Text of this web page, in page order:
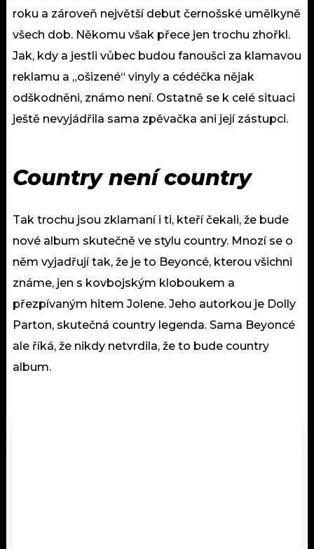
roku a zároveň největší debut černošské umělkyně
všech dob. Někomu však přece jen trochu zhořkl.
Jak, kdy a jestli vůbec budou fanoušci za klamavou
reklamu a „ošizené“ vinyly a cédéčka nějak
odškodněni, známo není. Ostatně se k celé situaci
ještě nevyjádřila sama zpěvačka ani její zástupci.
Country není country
Tak trochu jsou zklamaní i ti, kteří čekali, že bude
nové album skutečně ve stylu country. Mnozí se o
něm vyjadřují tak, že je to Beyoncé, kterou všichni
známe, jen s kovbojským kloboukem a
přezpívaným hitem Jolene. Jeho autorkou je Dolly
Parton, skutečná country legenda. Sama Beyoncé
ale říká, že nikdy netvrdila, že to bude country
album.